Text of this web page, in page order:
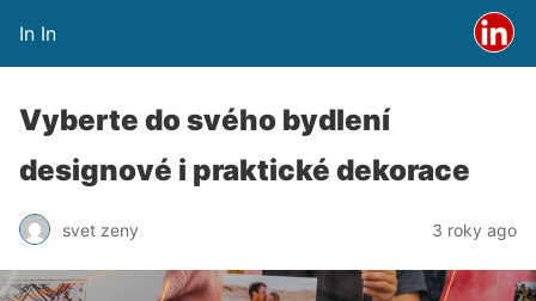
In In
Vyberte do svého bydlení
designové i praktické dekorace
svet zeny 3 roky ago